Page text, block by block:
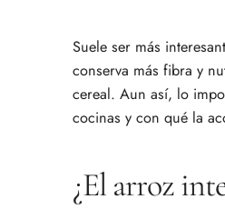
Suele ser más
conserva más fibra y
cereal. Aun así, lo
cocinas y con qué la
¿El arroz